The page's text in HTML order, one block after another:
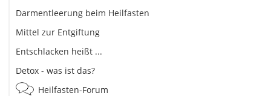
Darmentleerung beim Heilfasten
Mittel zur Entgiftung
Entschlacken heißt ...
Detox - was ist das?
Heilfasten-Forum